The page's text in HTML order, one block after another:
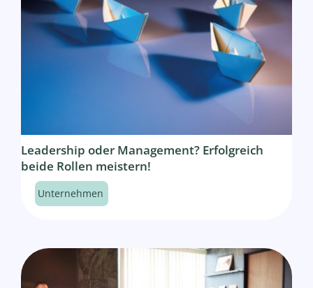
Leadership oder Management? Erfolgreich
beide Rollen meistern!
Unternehmen